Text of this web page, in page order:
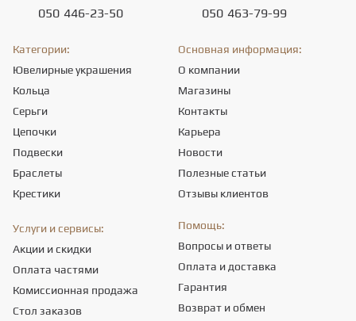
050 446-23-50
050 463-79-99
Категории:
Ювелирные украшения
Кольца
Серьги
Цепочки
Подвески
Браслеты
Крестики
Основная информация:
О компании
Магазины
Контакты
Карьера
Новости
Полезные статьи
Отзывы клиентов
Услуги и сервисы:
Акции и скидки
Оплата частями
Комиссионная продажа
Стол заказов
Помощь:
Вопросы и ответы
Оплата и доставка
Гарантия
Возврат и обмен